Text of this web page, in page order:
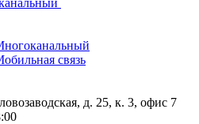
связь
д. 25, к. 3, офис 7